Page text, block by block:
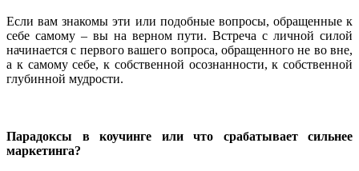
Если вам знакомы эти или подобные вопросы, обращенные к
себе самому – вы на верном пути. Встреча с личной силой
начинается с первого вашего вопроса, обращенного не во вне,
а к самому себе, к собственной осознанности, к собственной
глубинной мудрости.
Парадоксы в коучинге или что срабатывает сильнее
маркетинга?